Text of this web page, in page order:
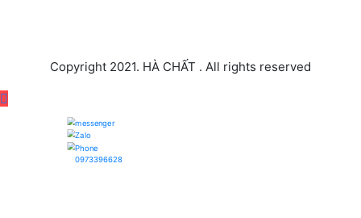
Copyright 2021. HÀ CHẤT . All rights reserved
0973396628